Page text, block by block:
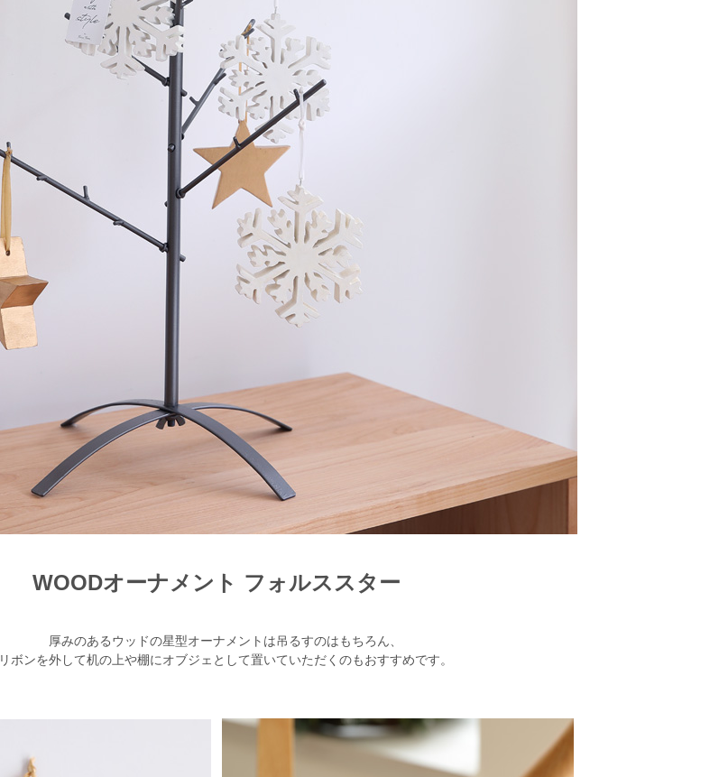
WOODオーナメント フォルススター
厚みのあるウッドの星型オーナメントは吊るすのはもちろん、
リボンを外して机の上や棚にオブジェとして置いていただくのもおすすめです。